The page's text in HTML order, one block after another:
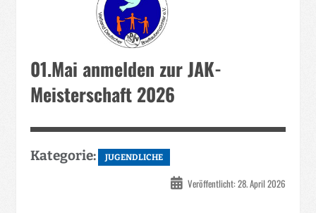
Jugendliche
01.Mai anmelden zur JAK-
Meisterschaft 2026
Kategorie: JUGENDLICHE
Veröffentlicht: 28. April 2026